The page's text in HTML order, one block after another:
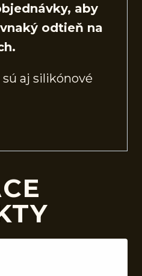
aby
odtieň na
aj silikónové